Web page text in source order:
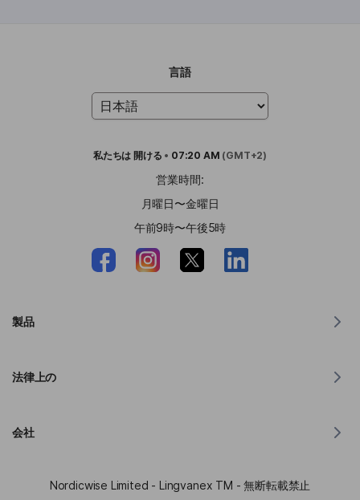
言語
私たちは 開ける • 07:20 AM (GMT+2)
営業時間:
月曜日〜金曜日
午前9時〜午後5時
製品
Edge の翻訳者
法律上の
アフィリエイトプログラム申込フォーム
会社
プレスキット
Nordicwise Limited - Lingvanex TM - 無断転載禁止